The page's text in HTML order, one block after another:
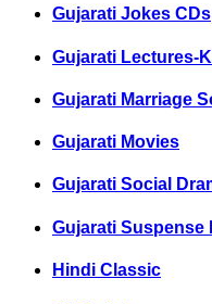
Gujarati Jokes CDs
Gujarati Lectures-
Gujarati Marriage
Gujarati Movies
Gujarati Social
Gujarati Suspense
Hindi Classic